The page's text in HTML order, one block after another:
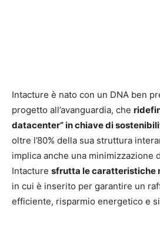
Intacture è nato con un DNA ben
progetto all’avanguardia, che
datacenter” in chiave di
oltre l’80% della sua struttura
implica anche una minimizzazione
Intacture sfrutta le caratteristiche
in cui è inserito per garantire un
efficiente, risparmio energetico e